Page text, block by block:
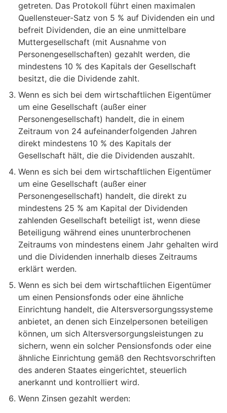
getreten. Das Protokoll führt einen maximalen
Quellensteuer-Satz von 5 % auf Dividenden ein und
befreit Dividenden, die an eine unmittelbare
Muttergesellschaft (mit Ausnahme von
Personengesellschaften) gezahlt werden, die
mindestens 10 % des Kapitals der Gesellschaft
besitzt, die die Dividende zahlt.
Wenn es sich bei dem wirtschaftlichen Eigentümer
um eine Gesellschaft (außer einer
Personengesellschaft) handelt, die in einem
Zeitraum von 24 aufeinanderfolgenden Jahren
direkt mindestens 10 % des Kapitals der
Gesellschaft hält, die die Dividenden auszahlt.
Wenn es sich bei dem wirtschaftlichen Eigentümer
um eine Gesellschaft (außer einer
Personengesellschaft) handelt, die direkt zu
mindestens 25 % am Kapital der Dividenden
zahlenden Gesellschaft beteiligt ist, wenn diese
Beteiligung während eines ununterbrochenen
Zeitraums von mindestens einem Jahr gehalten wird
und die Dividenden innerhalb dieses Zeitraums
erklärt werden.
Wenn es sich bei dem wirtschaftlichen Eigentümer
um einen Pensionsfonds oder eine ähnliche
Einrichtung handelt, die Altersversorgungssysteme
anbietet, an denen sich Einzelpersonen beteiligen
können, um sich Altersversorgungsleistungen zu
sichern, wenn ein solcher Pensionsfonds oder eine
ähnliche Einrichtung gemäß den Rechtsvorschriften
des anderen Staates eingerichtet, steuerlich
anerkannt und kontrolliert wird.
Wenn Zinsen gezahlt werden: